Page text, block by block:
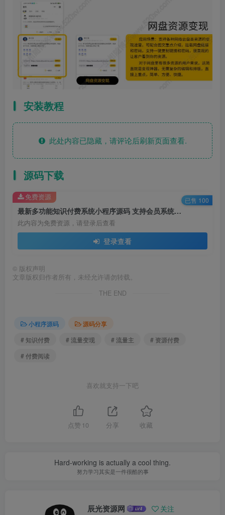
安装教程
此处内容已隐藏，请评论后刷新页面查看.
源码下载
最新多功能知识付费系统小程序源码 支持会员系统流量多渠道变现
此内容为免费资源，请登录后查看
登录查看
免费资源 已售 100
© 版权声明
文章版权归作者所有，未经允许请勿转载。
THE END
小程序源码
源码分享
# 知识付费
# 流量变现 # 流量主
# 资源付费
# 付费阅读
喜欢就支持一下吧
点赞 10 分享 收藏
Hard-working is actually a cool thing.
努力学习其实是一件很酷的事
辰光资源网 关注